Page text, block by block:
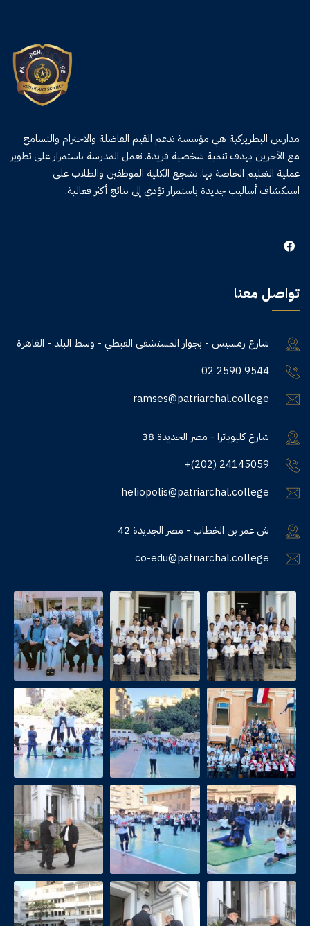
مدارس البطريركية هي مؤسسة تدعم القيم الفاضلة والاحترام والتسامح
مع الآخرين بهدف تنمية شخصية فريدة. تعمل المدرسة باستمرار على تطوير
عملية التعليم الخاصة بها. تشجع الكلية الموظفين والطلاب على
استكشاف أساليب جديدة باستمرار تؤدي إلى نتائج أكثر فعالية.
تواصل معنا
شارع رمسيس - بجوار المستشفى القبطي - وسط البلد - القاهرة
02 2590 9544
ramses@patriarchal.college
38 شارع كليوباترا - مصر الجديدة
+(202) 24145059
heliopolis@patriarchal.college
42 ش عمر بن الخطاب - مصر الجديدة
co-edu@patriarchal.college